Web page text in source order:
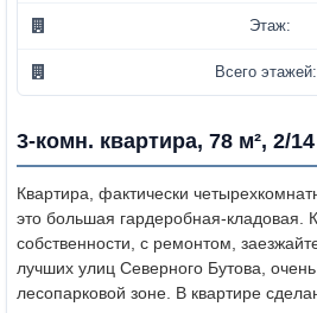
Этаж:
Всего этажей:
3-комн. квартира, 78 м², 2/14
Квартира, фактически
это большая гардеробная-кладовая.
собственности, с ремонтом,
лучших улиц Северного Бутова,
лесопарковой зоне. В квартире